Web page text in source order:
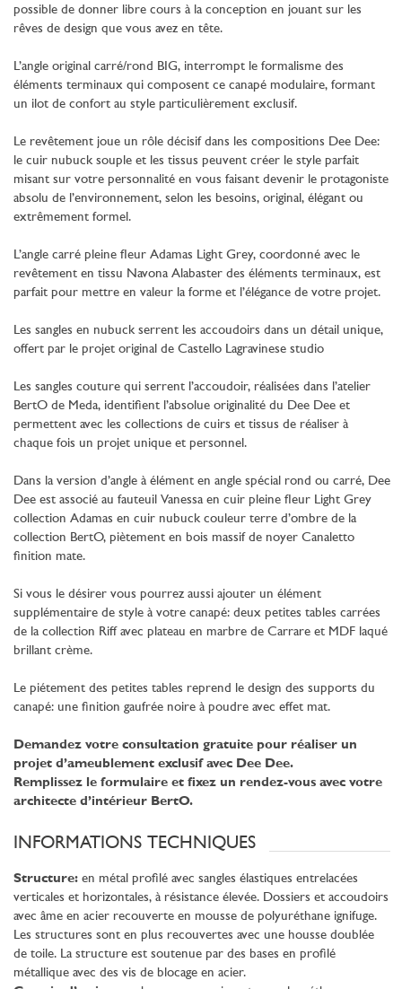
possible de donner libre cours à la conception en jouant sur les
rêves de design que vous avez en tête.
L’angle original carré/rond BIG, interrompt le formalisme des
éléments terminaux qui composent ce canapé modulaire, formant
un ilot de confort au style particulièrement exclusif.
Le revêtement joue un rôle décisif dans les compositions Dee Dee:
le cuir nubuck souple et les tissus peuvent créer le style parfait
misant sur votre personnalité en vous faisant devenir le protagoniste
absolu de l’environnement, selon les besoins, original, élégant ou
extrêmement formel.
L’angle carré pleine fleur Adamas Light Grey, coordonné avec le
revêtement en tissu Navona Alabaster des éléments terminaux, est
parfait pour mettre en valeur la forme et l’élégance de votre projet.
Les sangles en nubuck serrent les accoudoirs dans un détail unique,
offert par le projet original de Castello Lagravinese studio
Les sangles couture qui serrent l’accoudoir, réalisées dans l’atelier
BertO de Meda, identifient l’absolue originalité du Dee Dee et
permettent avec les collections de cuirs et tissus de réaliser à
chaque fois un projet unique et personnel.
Dans la version d’angle à élément en angle spécial rond ou carré, Dee
Dee est associé au fauteuil Vanessa en cuir pleine fleur Light Grey
collection Adamas en cuir nubuck couleur terre d’ombre de la
collection BertO, piètement en bois massif de noyer Canaletto
finition mate.
Si vous le désirer vous pourrez aussi ajouter un élément
supplémentaire de style à votre canapé: deux petites tables carrées
de la collection Riff avec plateau en marbre de Carrare et MDF laqué
brillant crème.
Le piétement des petites tables reprend le design des supports du
canapé: une finition gaufrée noire à poudre avec effet mat.
Demandez votre consultation gratuite pour réaliser un
projet d’ameublement exclusif avec Dee Dee.
Remplissez le formulaire et fixez un rendez-vous avec votre
architecte d’intérieur BertO.
INFORMATIONS TECHNIQUES
Structure: en métal profilé avec sangles élastiques entrelacées
verticales et horizontales, à résistance élevée. Dossiers et accoudoirs
avec âme en acier recouverte en mousse de polyuréthane ignifuge.
Les structures sont en plus recouvertes avec une housse doublée
de toile. La structure est soutenue par des bases en profilé
métallique avec des vis de blocage en acier.